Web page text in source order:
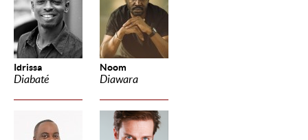
Idrissa
Diabaté
Noom
Diawara